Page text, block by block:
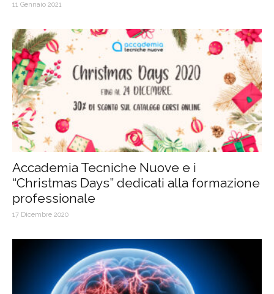
11 Gennaio 2021
Accademia Tecniche Nuove e i
“Christmas Days” dedicati alla formazione
professionale
17 Dicembre 2020